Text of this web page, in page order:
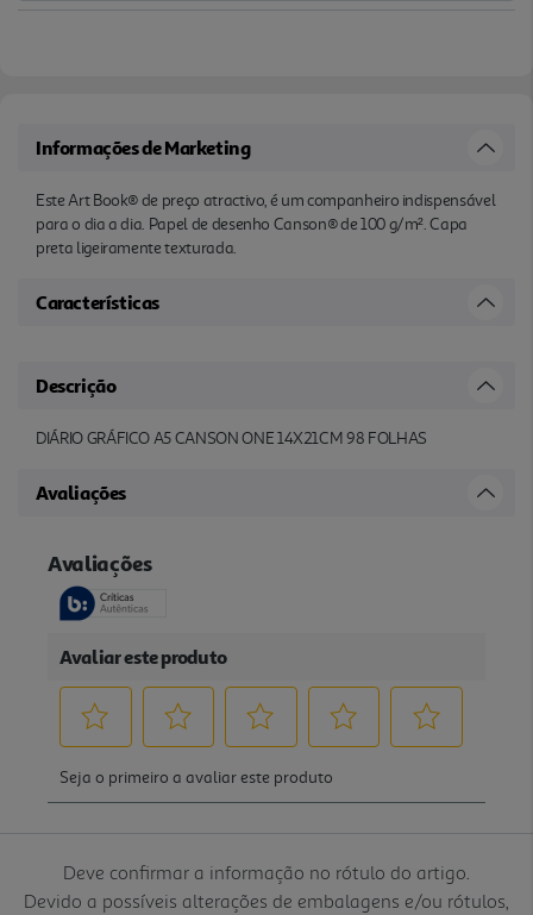
Informações de Marketing
Este Art Book® de preço atractivo, é um companheiro indispensável
para o dia a dia. Papel de desenho Canson® de 100 g/m². Capa
preta ligeiramente texturada.
Características
Descrição
DIÁRIO GRÁFICO A5 CANSON ONE 14X21CM 98 FOLHAS
Avaliações
Deve confirmar a informação no rótulo do artigo.
Devido a possíveis alterações de embalagens e/ou rótulos,